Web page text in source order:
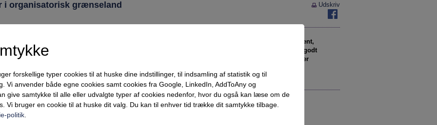
i organisatorisk grænseland Udskriv
af en indsats, hvis man føler sig mindre bundet til en bestemt faglig position som fx jobkonsulent,
Vi har allieret os med adjunkt og ph.d. studerende Karen Dahl-Nielsen, der kort og godt
i samarbejdet mellem forskellige kommunale afdelinger, når borgere har problemer ud over
forskellige typer cookies til at huske dine indstillinger, til indsamling af statistik og til
Vi anvender både egne cookies samt cookies fra Google, LinkedIn, AddToAny og
give samtykke til alle eller udvalgte typer af cookies nedenfor, hvor du også kan læse om de
Vi bruger en cookie til at huske dit valg. Du kan til enhver tid trække dit samtykke tilbage.
politik